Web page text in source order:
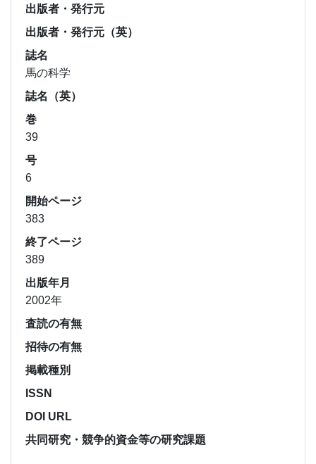
出版者・発行元
出版者・発行元（英）
誌名
馬の科学
誌名（英）
巻
39
号
6
開始ページ
383
終了ページ
389
出版年月
2002年
査読の有無
招待の有無
掲載種別
ISSN
DOI URL
共同研究・競争的資金等の研究課題